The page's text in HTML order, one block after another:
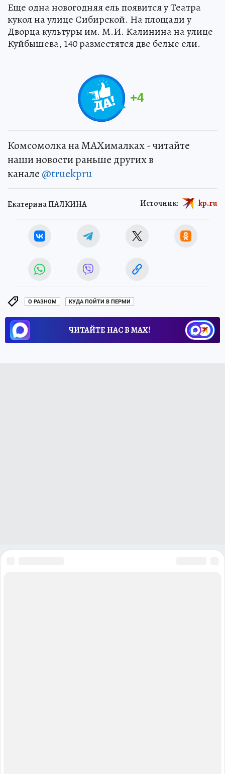
Еще одна новогодняя ель появится у Театра
кукол на улице Сибирской. На площади у
Дворца культуры им. М.И. Калинина на улице
Куйбышева, 140 разместятся две белые ели.
+4
Комсомолка на MAXималках - читайте
наши новости раньше других в
канале @truekpru
Екатерина ПАЛКИНА Источник: kp.ru
О РАЗНОМ КУДА ПОЙТИ В ПЕРМИ
ЧИТАЙТЕ НАС В МАХ!